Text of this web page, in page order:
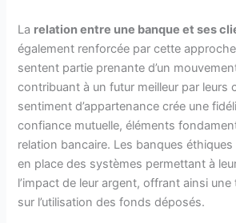
La relation entre une banque et ses
également renforcée par cette
sentent partie prenante d’un
contribuant à un futur meilleur par leurs
sentiment d’appartenance crée une
confiance mutuelle, éléments
relation bancaire. Les banques
en place des systèmes permettant à
l’impact de leur argent, offrant ainsi
sur l’utilisation des fonds déposés.